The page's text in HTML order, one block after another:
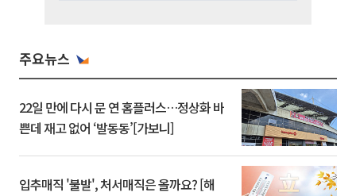
주요뉴스
22일 만에 다시 문 연 홈플러스…정상화 바
쁜데 재고 없어 ‘발동동’[가보니]
입추매직 '불발', 처서매직은 올까요? [해